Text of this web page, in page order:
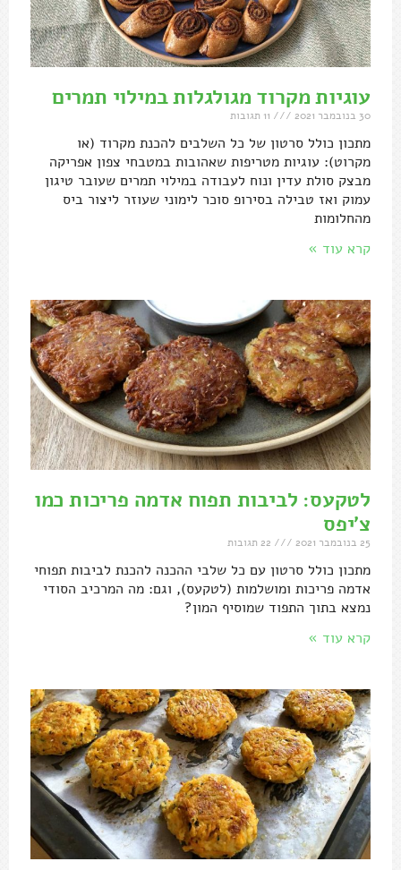
עוגיות מקרוד מגולגלות במילוי תמרים
30 בנובמבר 2021
מתכון כולל סרטון של כל השלבים להכנת מקרוד (או
מקרוט): עוגיות מטריפות שאהובות במטבחי צפון אפריקה
מבצק סולת עדין ונוח לעבודה במילוי תמרים שעובר טיגון
עמוק ואז טבילה בסירופ סוכר לימוני שעוזר ליצור ביס
מהחלומות
קרא עוד »
לטקעס: לביבות תפוח אדמה פריכות כמו
צ'יפס
25 בנובמבר 2021
מתכון כולל סרטון עם כל שלבי ההכנה להכנת לביבות תפוחי
אדמה פריכות ומושלמות (לטקעס), וגם: מה המרכיב הסודי
נמצא בתוך התפוד שמוסיף המון?
קרא עוד »